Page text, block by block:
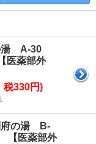
湯 A-30
医薬部外
税330円)
府の湯 B-
【医薬部外